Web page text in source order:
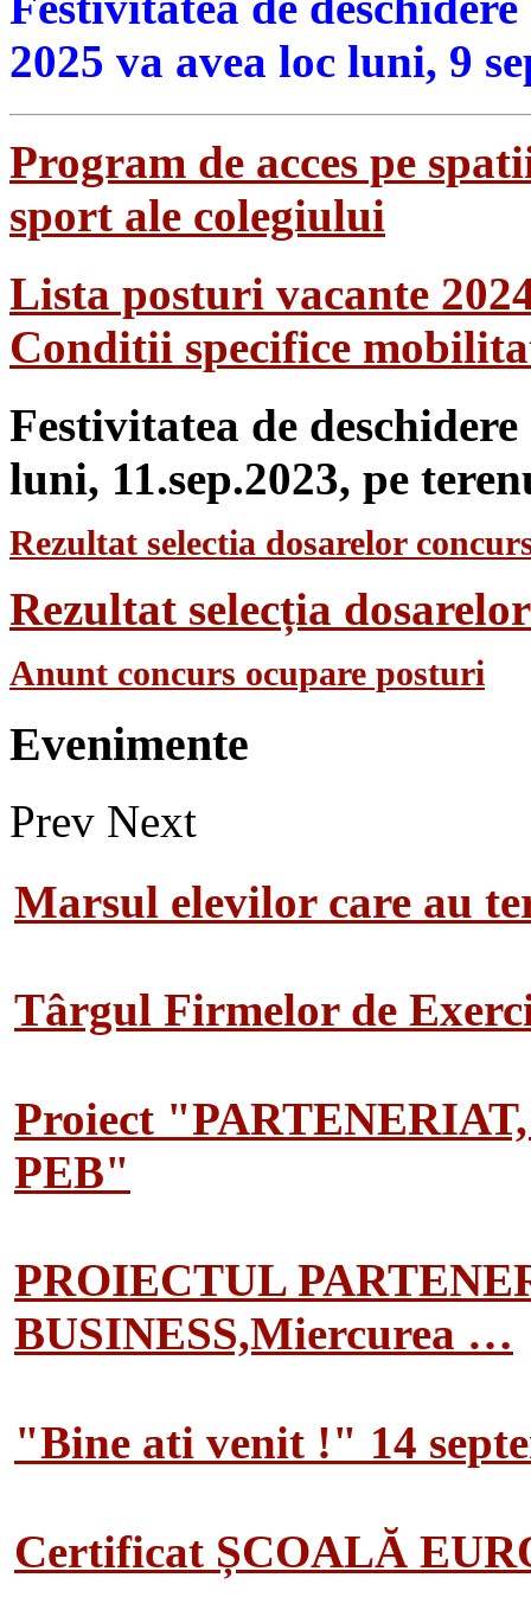
2025 va avea loc luni, 9
Program de acces pe
sport ale colegiului
Lista posturi vacante
Conditii specifice
Festivitatea de
luni, 11.sep.2023, pe
Rezultat selectia dosarelor
Rezultat selecția
Anunt concurs ocupare posturi
Evenimente
Prev Next
Marsul elevilor care au
Târgul Firmelor de
Proiect
PEB"
PROIECTUL
BUSINESS,Miercurea …
"Bine ati venit !" 14
Certificat ȘCOALĂ